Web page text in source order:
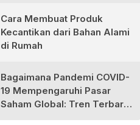
Cara Membuat Produk
Kecantikan dari Bahan Alami
di Rumah
Bagaimana Pandemi COVID-
19 Mempengaruhi Pasar
Saham Global: Tren Terbaru